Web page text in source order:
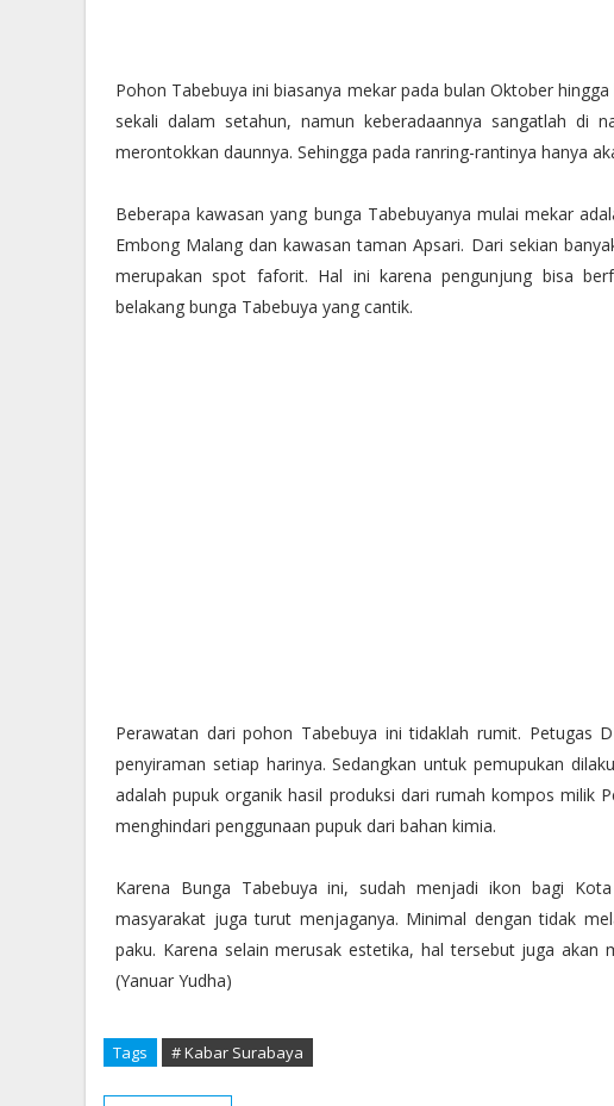
Pohon Tabebuya ini biasanya mekar pada bulan Oktober
sekali dalam setahun, namun keberadaannya sangatlah di
merontokkan daunnya. Sehingga pada ranring-rantinya hanya
Beberapa kawasan yang bunga Tabebuyanya mulai mekar
Embong Malang dan kawasan taman Apsari. Dari sekian
merupakan spot faforit. Hal ini karena pengunjung bisa
belakang bunga Tabebuya yang cantik.
Perawatan dari pohon Tabebuya ini tidaklah rumit. Petugas
penyiraman setiap harinya. Sedangkan untuk pemupukan
adalah pupuk organik hasil produksi dari rumah kompos milik
menghindari penggunaan pupuk dari bahan kimia.
Karena Bunga Tabebuya ini, sudah menjadi ikon bagi
masyarakat juga turut menjaganya. Minimal dengan tidak
paku. Karena selain merusak estetika, hal tersebut juga akan
(Yanuar Yudha)
Tags # Kabar Surabaya